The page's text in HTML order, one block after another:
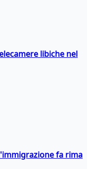
libiche nel
fa rima